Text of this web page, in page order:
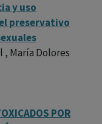
y uso
preservativo
María Dolores
POR